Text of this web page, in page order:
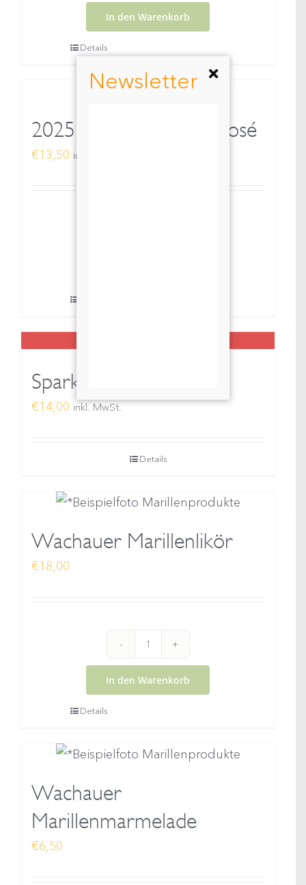
Rosé
vom
Berg
Menge
In den Warenkorb
Details
2025 WOMANIZER Rosé
€13,50 inkl. MwSt.
Sparkling WHITE brut
€14,00 inkl. MwSt.
Details
Wachauer Marillenlikör
€18,00
Marillenlikör
Menge
In den Warenkorb
Details
Wachauer
Marillenmarmelade
€6,50
Newsletter